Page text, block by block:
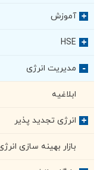
+ آموزش
+
HSE
مدیریت انرژی
ابلاغیه
+ انرژی تجدید پذیر
بازار بهینه سازی انرژی